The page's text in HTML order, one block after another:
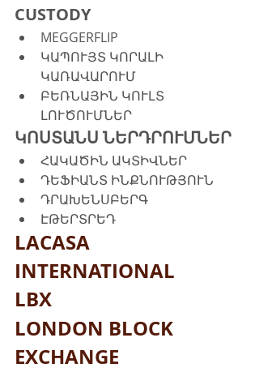
CUSTODY
MEGGERFLIP
ԿԱՊՈՒՅՏ ԿՈՐԱԼԻ
ԿԱՌԱՎԱՐՈՒՄ
ԲԵՌՆԱՅԻՆ ԿՈՒԼՏ
ԼՈՒԾՈՒՄՆԵՐ
ԿՈՍՏԱՆՍ ՆԵՐԴՐՈՒՄՆԵՐ
ՀԱԿԱԾԻՆ ԱԿՏԻՎՆԵՐ
ԴԵՖԻԱՆՏ ԻՆՔՆՈՒԹՅՈՒՆ
ԴՐԱԽԵՆՍԲԵՐԳ
ԷԹԵՐՏՐԵԴ
LACASA
INTERNATIONAL
LBX
LONDON BLOCK
EXCHANGE